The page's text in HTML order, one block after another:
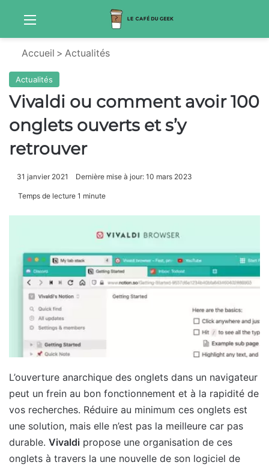
Menu
Accueil > Actualités
Actualités
Vivaldi ou comment avoir 100
onglets ouverts et s’y
retrouver
31 janvier 2021 Dernière mise à jour: 10 mars 2023
Temps de lecture 1 minute
L’ouverture anarchique des onglets dans un navigateur
peut un frein au bon fonctionnement et à la rapidité de
vos recherches. Réduire au minimum ces onglets est
une solution, mais elle n’est pas la meilleure car pas
durable. Vivaldi propose une organisation de ces
onglets à travers la une nouvelle de son logiciel de